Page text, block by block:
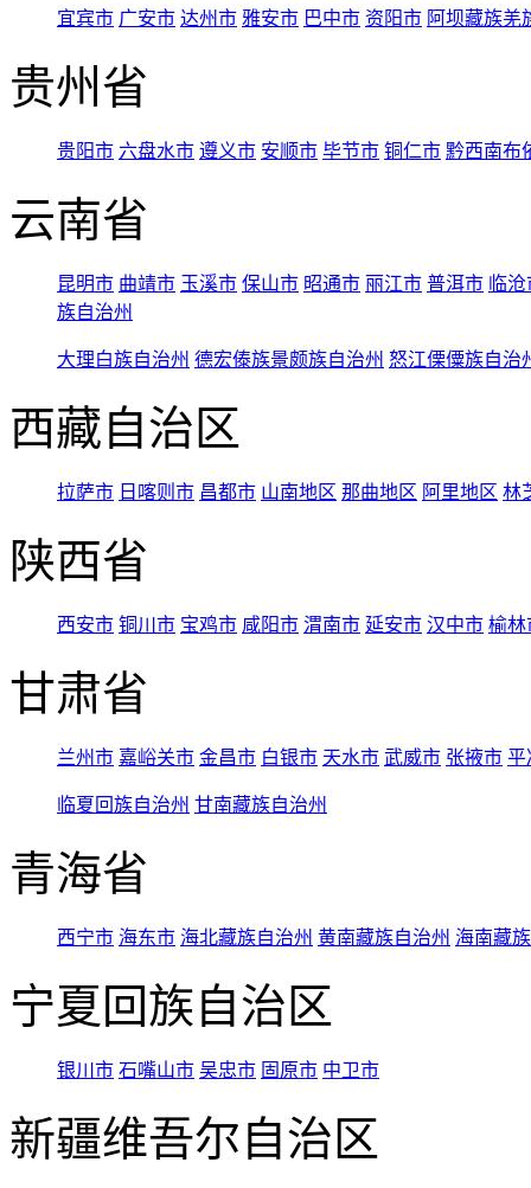
宜宾市 广安市 达州市 雅安市 巴中市 资阳市 阿坝藏族羌
贵州省
贵阳市 六盘水市 遵义市 安顺市 毕节市 铜仁市 黔西南布
云南省
昆明市 曲靖市 玉溪市 保山市 昭通市 丽江市 普洱市 临
族自治州
大理白族自治州 德宏傣族景颇族自治州 怒江傈僳族自治
西藏自治区
拉萨市 日喀则市 昌都市 山南地区 那曲地区 阿里地区 林
陕西省
西安市 铜川市 宝鸡市 咸阳市 渭南市 延安市 汉中市 榆林
甘肃省
兰州市 嘉峪关市 金昌市 白银市 天水市 武威市 张掖市 平
临夏回族自治州 甘南藏族自治州
青海省
西宁市 海东市 海北藏族自治州 黄南藏族自治州 海南藏
宁夏回族自治区
银川市 石嘴山市 吴忠市 固原市 中卫市
新疆维吾尔自治区